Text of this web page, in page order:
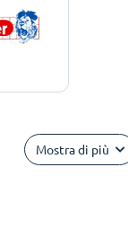
Mostra di più